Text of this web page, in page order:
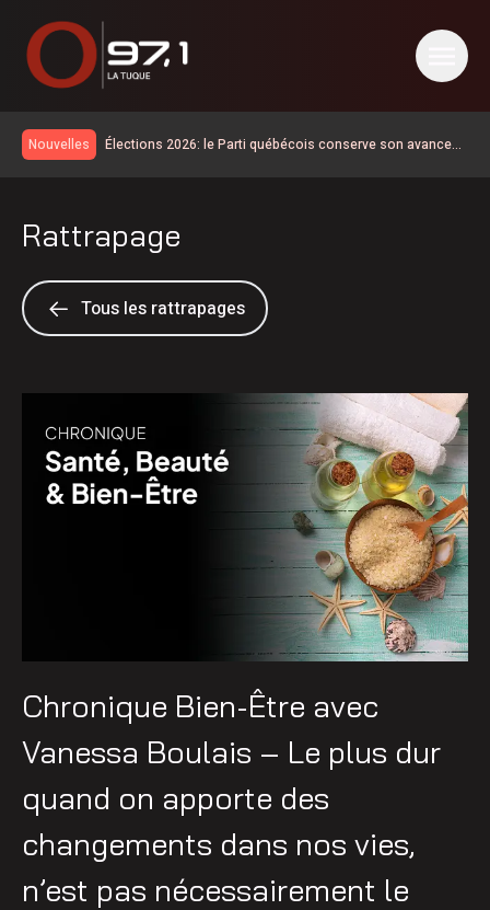
Nouvelles
Élections 2026: le Parti québécois conserve son avance
La situation revient tranquillement à la normale en Haute-
Mauricie
sécurité civile selon le MTQ
Disparition de Sébastien Maillette
Les cas de maladie de Lyme doublent sur un an en
La route 25 est ouverte jusqu’au km 60
Des débits très élevés pour la rivière Saint-Maurice
Rattrapage
Tous les rattrapages
Chronique Bien-Être avec
Vanessa Boulais – Le plus dur
quand on apporte des
changements dans nos vies,
n’est pas nécessairement le